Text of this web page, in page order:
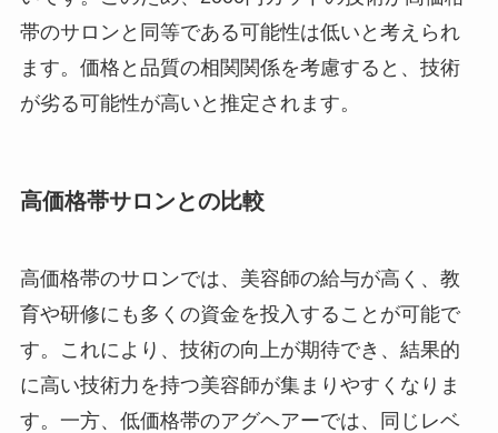
帯のサロンと同等である可能性は低いと考えられ
ます。価格と品質の相関関係を考慮すると、技術
が劣る可能性が高いと推定されます。
高価格帯サロンとの比較
高価格帯のサロンでは、美容師の給与が高く、教
育や研修にも多くの資金を投入することが可能で
す。これにより、技術の向上が期待でき、結果的
に高い技術力を持つ美容師が集まりやすくなりま
す。一方、低価格帯のアグヘアーでは、同じレベ